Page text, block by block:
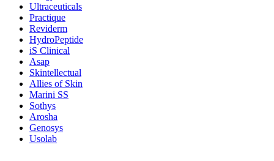
Ultraceuticals
Practique
Reviderm
HydroPeptide
iS Clinical
Asap
Skintellectual
Allies of Skin
Marini SS
Sothys
Arosha
Genosys
Usolab